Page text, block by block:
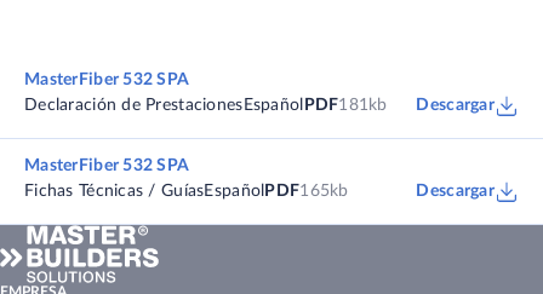
MasterFiber 532 SPA
Declaración de Prestaciones Español PDF181kb Descargar
MasterFiber 532 SPA
Fichas Técnicas / GuíasEspañol PDF165kb Descargar